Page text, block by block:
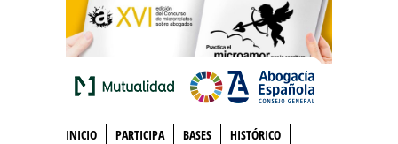
INICIO PARTICIPA BASES
HISTÓRICO